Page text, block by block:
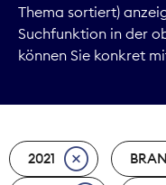
Thema sortiert)
Suchfunktion in der
können Sie konkret
2021